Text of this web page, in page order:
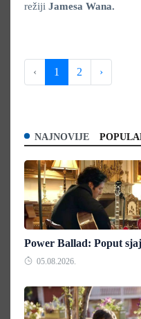
režiji Jamesa Wana.
‹ 1 2 ›
NAJNOVIJE
Power Ballad: Poput
05.08.2026.